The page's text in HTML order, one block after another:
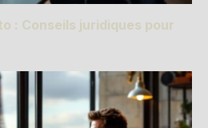
: Conseils juridiques pour